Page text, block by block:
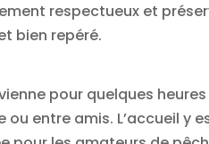
respectueux et
bien repéré.
vienne pour quelques
ou entre amis. L’accueil